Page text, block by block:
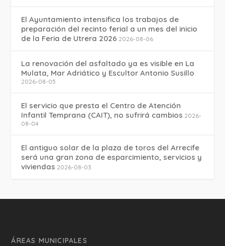
El Ayuntamiento intensifica los trabajos de
preparación del recinto ferial a un mes del inicio
de la Feria de Utrera 2026 2026-08-06
La renovación del asfaltado ya es visible en La
Mulata, Mar Adriático y Escultor Antonio Susillo
2026-08-05
El servicio que presta el Centro de Atención
Infantil Temprana (CAIT), no sufrirá cambios 2026-
08-04
El antiguo solar de la plaza de toros del Arrecife
será una gran zona de esparcimiento, servicios y
viviendas 2026-08-03
ÁREAS MUNICIPALES